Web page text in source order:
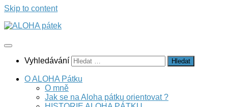
Skip to content
Vyhledávání
O ALOHA Pátku
O mně
Jak se na Aloha pátku orientovat ?